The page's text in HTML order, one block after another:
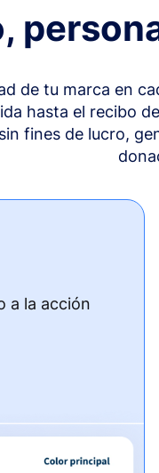
de tu marca en
hasta el recibo
fines de lucro,
a la acción